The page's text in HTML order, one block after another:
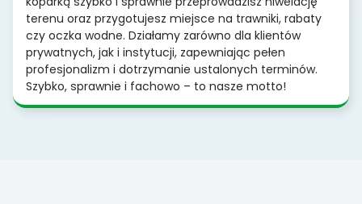
terenu oraz przygotujesz miejsce na trawniki, rabaty
czy oczka wodne. Działamy zarówno dla klientów
prywatnych, jak i instytucji, zapewniając pełen
profesjonalizm i dotrzymanie ustalonych terminów.
Szybko, sprawnie i fachowo – to nasze motto!